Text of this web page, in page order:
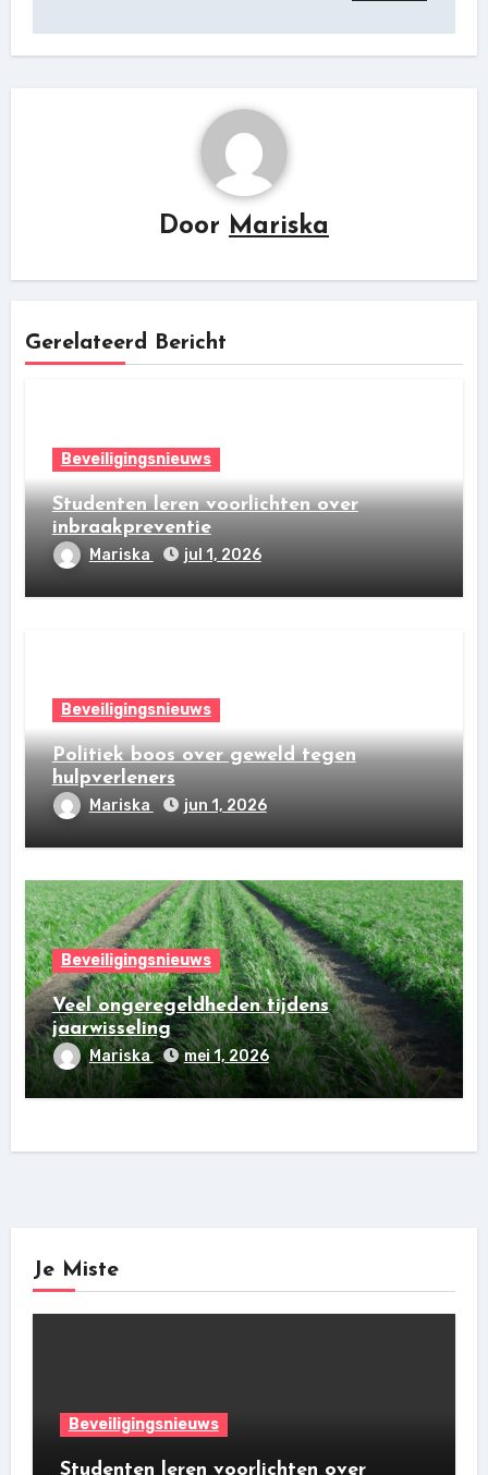
Door Mariska
Gerelateerd Bericht
Beveiligingsnieuws
Studenten leren voorlichten over
inbraakpreventie
Mariska jul 1, 2026
Beveiligingsnieuws
Politiek boos over geweld tegen
hulpverleners
Mariska jun 1, 2026
Beveiligingsnieuws
Veel ongeregeldheden tijdens
jaarwisseling
Mariska mei 1, 2026
Je Miste
Beveiligingsnieuws
Studenten leren voorlichten over